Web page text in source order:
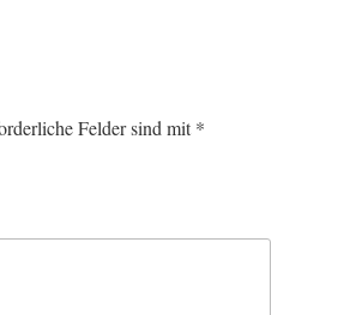
Felder sind mit*